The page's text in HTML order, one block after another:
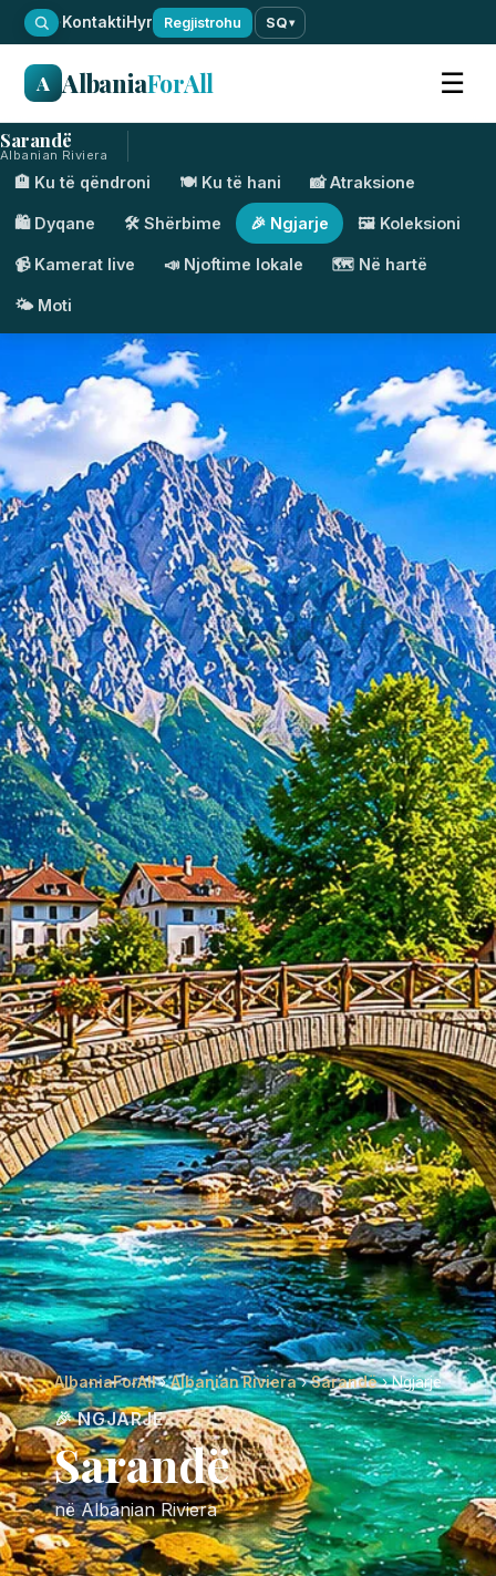
·KontaktiHyr Regjistrohu SQ▾
A AlbaniaForAll ☰
Sarandë
Albanian Riviera
🏨 Ku të qëndroni 🍽️ Ku të hani 📸 Atraksione
🛍️ Dyqane 🛠️ Shërbime 🎉 Ngjarje 🖼️ Koleksioni
📹 Kamerat live 📣 Njoftime lokale 🗺️ Në hartë
🌤️ Moti
AlbaniaForAll›Albanian Riviera›Sarandë› Ngjarje
🎉 NGJARJE
Sarandë
në Albanian Riviera